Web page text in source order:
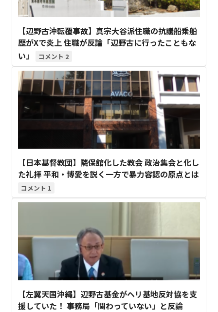
【辺野古沖転覆事故】真宗大谷派住職の抗議船乗船
歴がXで炎上 住職が反論「辺野古に行ったこともな
い」
2
【日本基督教団】隣保館化した教会 政治集会と化し
た礼拝 平和・博愛を説く一方で暴力容認の原点とは
1
【左翼天国沖縄】辺野古基金がヘリ基地反対協を支
援していた！ 事務局「関わっていない」と反論